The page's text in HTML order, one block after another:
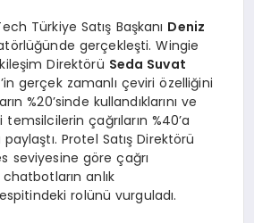
Türkiye Satış Başkanı Deniz
gerçekleşti. Wingie
Direktörü Seda Suvat
gerçek zamanlı çeviri özelliğini
%20’sinde kullandıklarını ve
çağrıların %40’a
paylaştı. Protel Satış Direktörü
seviyesine göre çağrı
anlık
rolünü vurguladı.